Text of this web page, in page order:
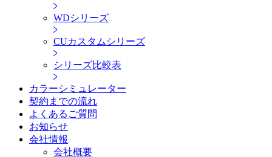
WDシリーズ
CUカスタムシリーズ
シリーズ比較表
カラーシミュレーター
契約までの流れ
よくあるご質問
お知らせ
会社情報
会社概要